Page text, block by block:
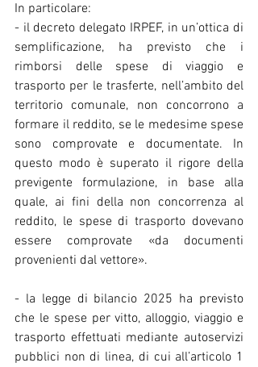
In particolare:
- il decreto delegato IRPEF, in un’ottica di
semplificazione, ha previsto che i
rimborsi delle spese di viaggio e
trasporto per le trasferte, nell’ambito del
territorio comunale, non concorrono a
formare il reddito, se le medesime spese
sono comprovate e documentate. In
questo modo è superato il rigore della
previgente formulazione, in base alla
quale, ai fini della non concorrenza al
reddito, le spese di trasporto dovevano
essere comprovate «da documenti
provenienti dal vettore».
- la legge di bilancio 2025 ha previsto
che le spese per vitto, alloggio, viaggio e
trasporto effettuati mediante autoservizi
pubblici non di linea, di cui all’articolo 1